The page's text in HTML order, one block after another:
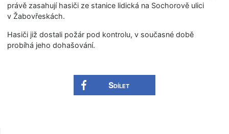
právě zasahují hasiči ze stanice lidická na Sochorově ulici
v Žabovřeskách.
Hasiči již dostali požár pod kontrolu, v současné době
probíhá jeho dohašování.
Sdílet